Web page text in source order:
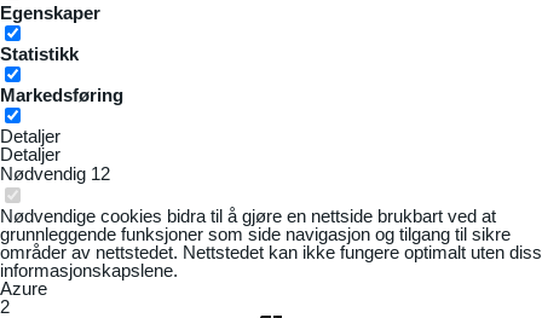
Egenskaper
Statistikk
Markedsføring
Detaljer
Detaljer
Nødvendig 12
Nødvendige cookies bidra til å gjøre en nettside brukbart ved at
grunnleggende funksjoner som side navigasjon og tilgang til sikre
områder av nettstedet. Nettstedet kan ikke fungere optimalt uten
informasjonskapslene.
Azure
2